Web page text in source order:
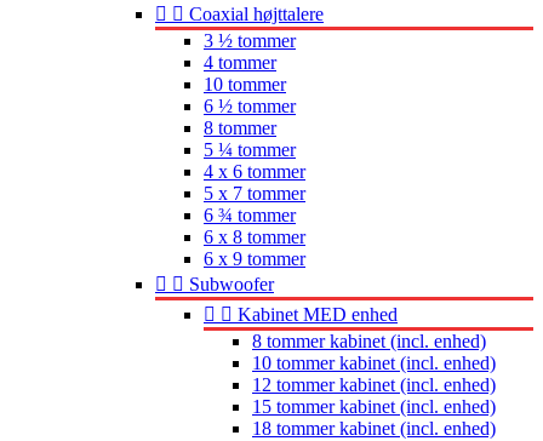
  Coaxial højttalere
3 ½ tommer
4 tommer
10 tommer
6 ½ tommer
8 tommer
5 ¼ tommer
4 x 6 tommer
5 x 7 tommer
6 ¾ tommer
6 x 8 tommer
6 x 9 tommer
  Subwoofer
  Kabinet MED enhed
8 tommer kabinet (incl. enhed)
10 tommer kabinet (incl. enhed)
12 tommer kabinet (incl. enhed)
15 tommer kabinet (incl. enhed)
18 tommer kabinet (incl. enhed)